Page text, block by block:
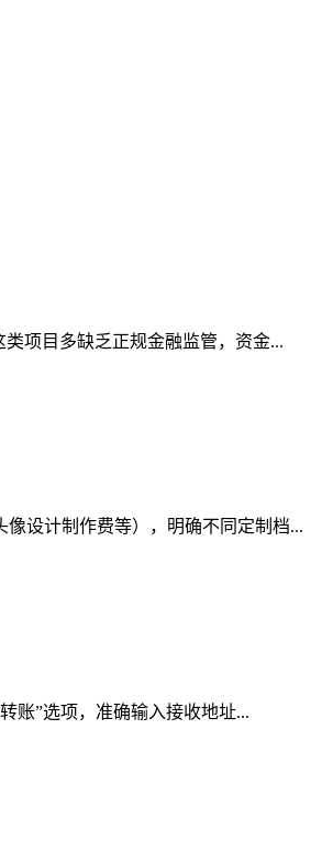
项目多缺乏正规金融监管，资金...
设计制作费等），明确不同定制档...
账”选项，准确输入接收地址...